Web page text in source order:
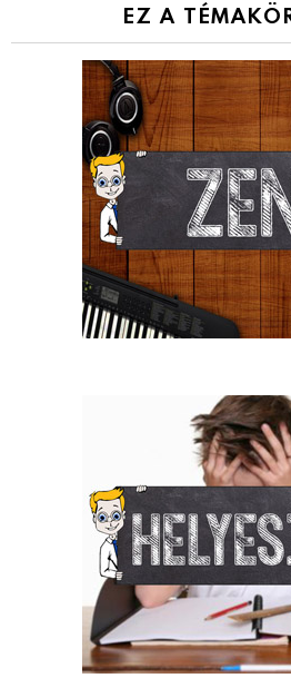
EZ A